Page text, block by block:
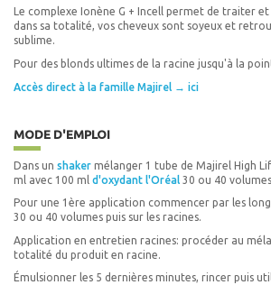
Le complexe Ionène G + Incell permet de traiter
dans sa totalité, vos cheveux sont soyeux et
sublime.
Pour des blonds ultimes de la racine jusqu'à la
Accès direct à la famille Majirel → ici
MODE D'EMPLOI
Dans un shaker mélanger 1 tube de Majirel High
ml avec 100 ml d'oxydant l'Oréal 30 ou 40
Pour une 1ère application commencer par les
30 ou 40 volumes puis sur les racines.
Application en entretien racines: procéder au
totalité du produit en racine.
Émulsionner les 5 dernières minutes, rincer puis